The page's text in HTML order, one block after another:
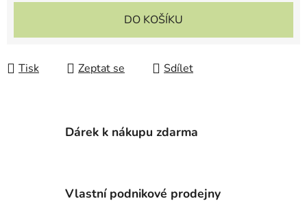
DO KOŠÍKU
Tisk Zeptat se Sdílet
Dárek k nákupu zdarma
Vlastní podnikové prodejny